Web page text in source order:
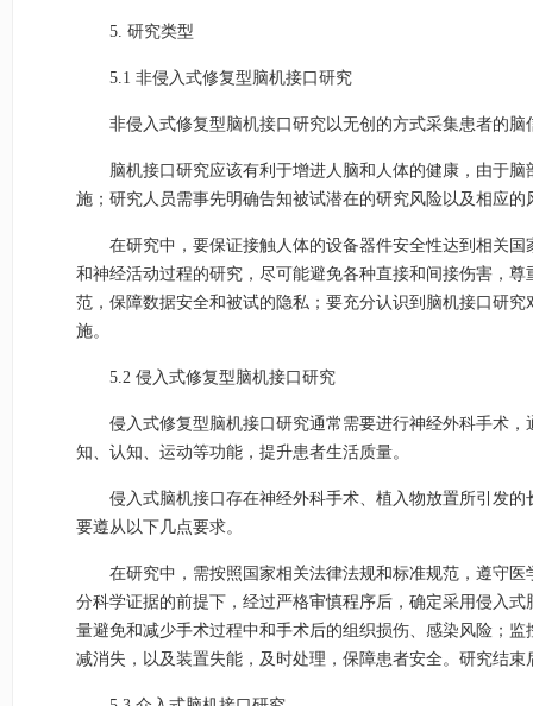
5. 研究类型
5.1 非侵入式修复型脑机接口研究
非侵入式修复型脑机接口研究以无创的方式采集患者的
脑机接口研究应该有利于增进人脑和人体的健康，由于
施；研究人员需事先明确告知被试潜在的研究风险以及相应
在研究中，要保证接触人体的设备器件安全性达到相关
和神经活动过程的研究，尽可能避免各种直接和间接伤害，
范，保障数据安全和被试的隐私；要充分认识到脑机接口研
施。
5.2 侵入式修复型脑机接口研究
侵入式修复型脑机接口研究通常需要进行神经外科手术
知、认知、运动等功能，提升患者生活质量。
侵入式脑机接口存在神经外科手术、植入物放置所引发
要遵从以下几点要求。
在研究中，需按照国家相关法律法规和标准规范，遵守
分科学证据的前提下，经过严格审慎程序后，确定采用侵入
量避免和减少手术过程中和手术后的组织损伤、感染风险；
减消失，以及装置失能，及时处理，保障患者安全。研究结